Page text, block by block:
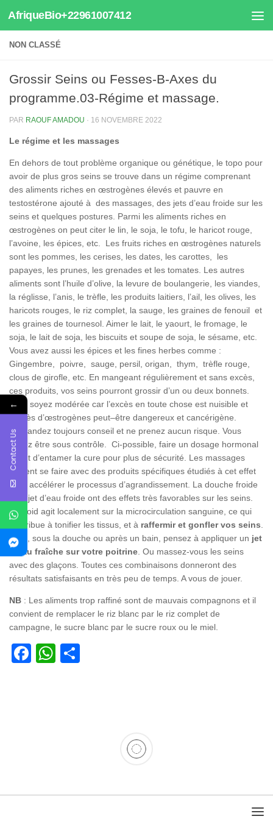
Au dessous du contenu
AfriqueBio+22961007412
NON CLASSÉ
Grossir Seins ou Fesses-B-Axes du
programme.03-Régime et massage.
PAR RAOUF AMADOU · 16 NOVEMBRE 2022
Le régime et les massages
En dehors de tout problème organique ou génétique, le topo pour
avoir de plus gros seins se trouve dans un régime comprenant
des aliments riches en œstrogènes élevés et pauvre en
testostérone ajouté à des massages, des jets d’eau froide sur les
seins et quelques postures. Parmi les aliments riches en
œstrogènes on peut citer le lin, le soja, le tofu, le haricot rouge,
l’avoine, les épices, etc. Les fruits riches en œstrogènes naturels
sont les pommes, les cerises, les dates, les carottes, les
papayes, les prunes, les grenades et les tomates. Les autres
aliments sont l’huile d’olive, la levure de boulangerie, les viandes,
la réglisse, l’anis, le trèfle, les produits laitiers, l’ail, les olives, les
haricots rouges, le riz complet, la sauge, les graines de fenouil et
les graines de tournesol. Aimer le lait, le yaourt, le fromage, le
soja, le lait de soja, les biscuits et soupe de soja, le sésame, etc.
Vous avez aussi les épices et les fines herbes comme :
Gingembre, poivre, sauge, persil, origan, thym, trèfle rouge,
clous de girofle, etc. En mangeant régulièrement et sans excès,
ces produits, vos seins pourront grossir d’un ou deux bonnets.
Mais soyez modérée car l’excès en toute chose est nuisible et
l’excès d’œstrogènes peut–être dangereux et cancérigène.
Demandez toujours conseil et ne prenez aucun risque. Vous
devez être sous contrôle. Ci-possible, faire un dosage hormonal
avant d’entamer la cure pour plus de sécurité. Les massages
doivent se faire avec des produits spécifiques étudiés à cet effet
pour accélérer le processus d’agrandissement. La douche froide
et le jet d’eau froide ont des effets très favorables sur les seins.
Le froid agit localement sur la microcirculation sanguine, ce qui
contribue à tonifier les tissus, et à raffermir et gonfler vos seins.
Ainsi, sous la douche ou après un bain, pensez à appliquer un jet
d’eau fraîche sur votre poitrine. Ou massez-vous les seins
avec des glaçons. Toutes ces combinaisons donneront des
résultats satisfaisants en très peu de temps. A vous de jouer.
NB : Les aliments trop raffiné sont de mauvais compagnons et il
convient de remplacer le riz blanc par le riz complet de
campagne, le sucre blanc par le sucre roux ou le miel.
Facebook
WhatsApp
←
Contact Us